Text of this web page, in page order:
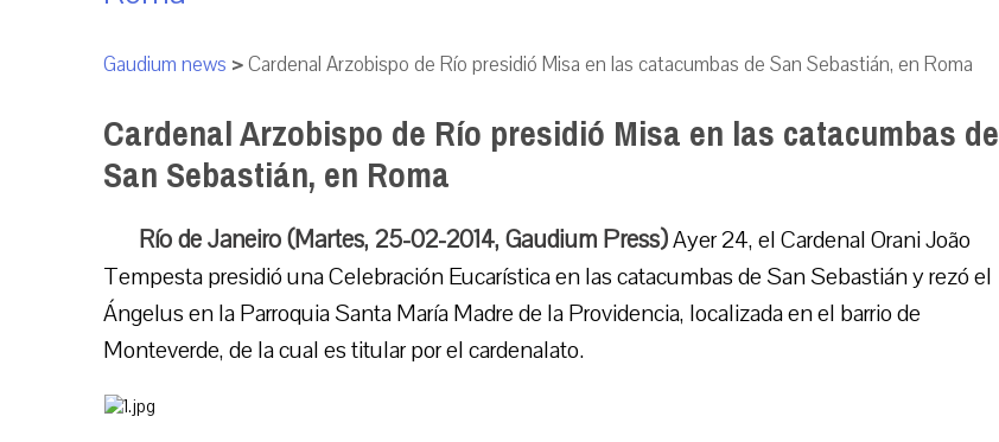
Gaudium news >Cardenal Arzobispo de Río presidió Misa en las catacumbas de San Sebastián, en Roma
Cardenal Arzobispo de Río presidió Misa en las catacumbas de
San Sebastián, en Roma
Río de Janeiro (Martes, 25-02-2014, Gaudium Press)Ayer 24, el Cardenal Orani João
Tempesta presidió una Celebración Eucarística en las catacumbas de San Sebastián y rezó el
Ángelus en la Parroquia Santa María Madre de la Providencia, localizada en el barrio de
Monteverde, de la cual es titular por el cardenalato.